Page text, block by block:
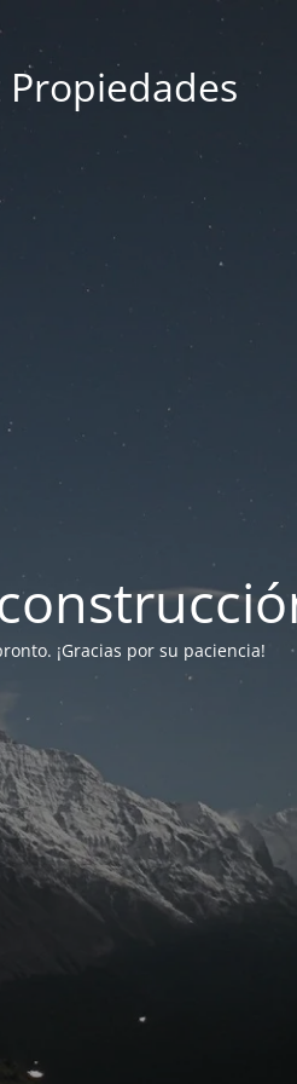
Propiedades
¡Gracias por su paciencia!